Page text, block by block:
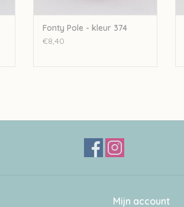
Fonty Pole - kleur 374
€8,40
Mijn account